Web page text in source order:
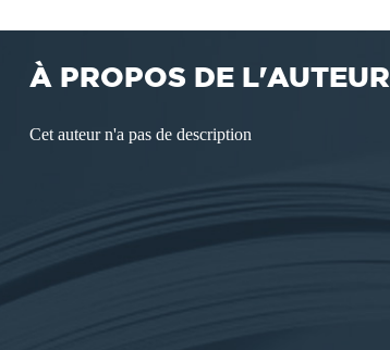
À PROPOS DE L'AUTEUR
Cet auteur n'a pas de description